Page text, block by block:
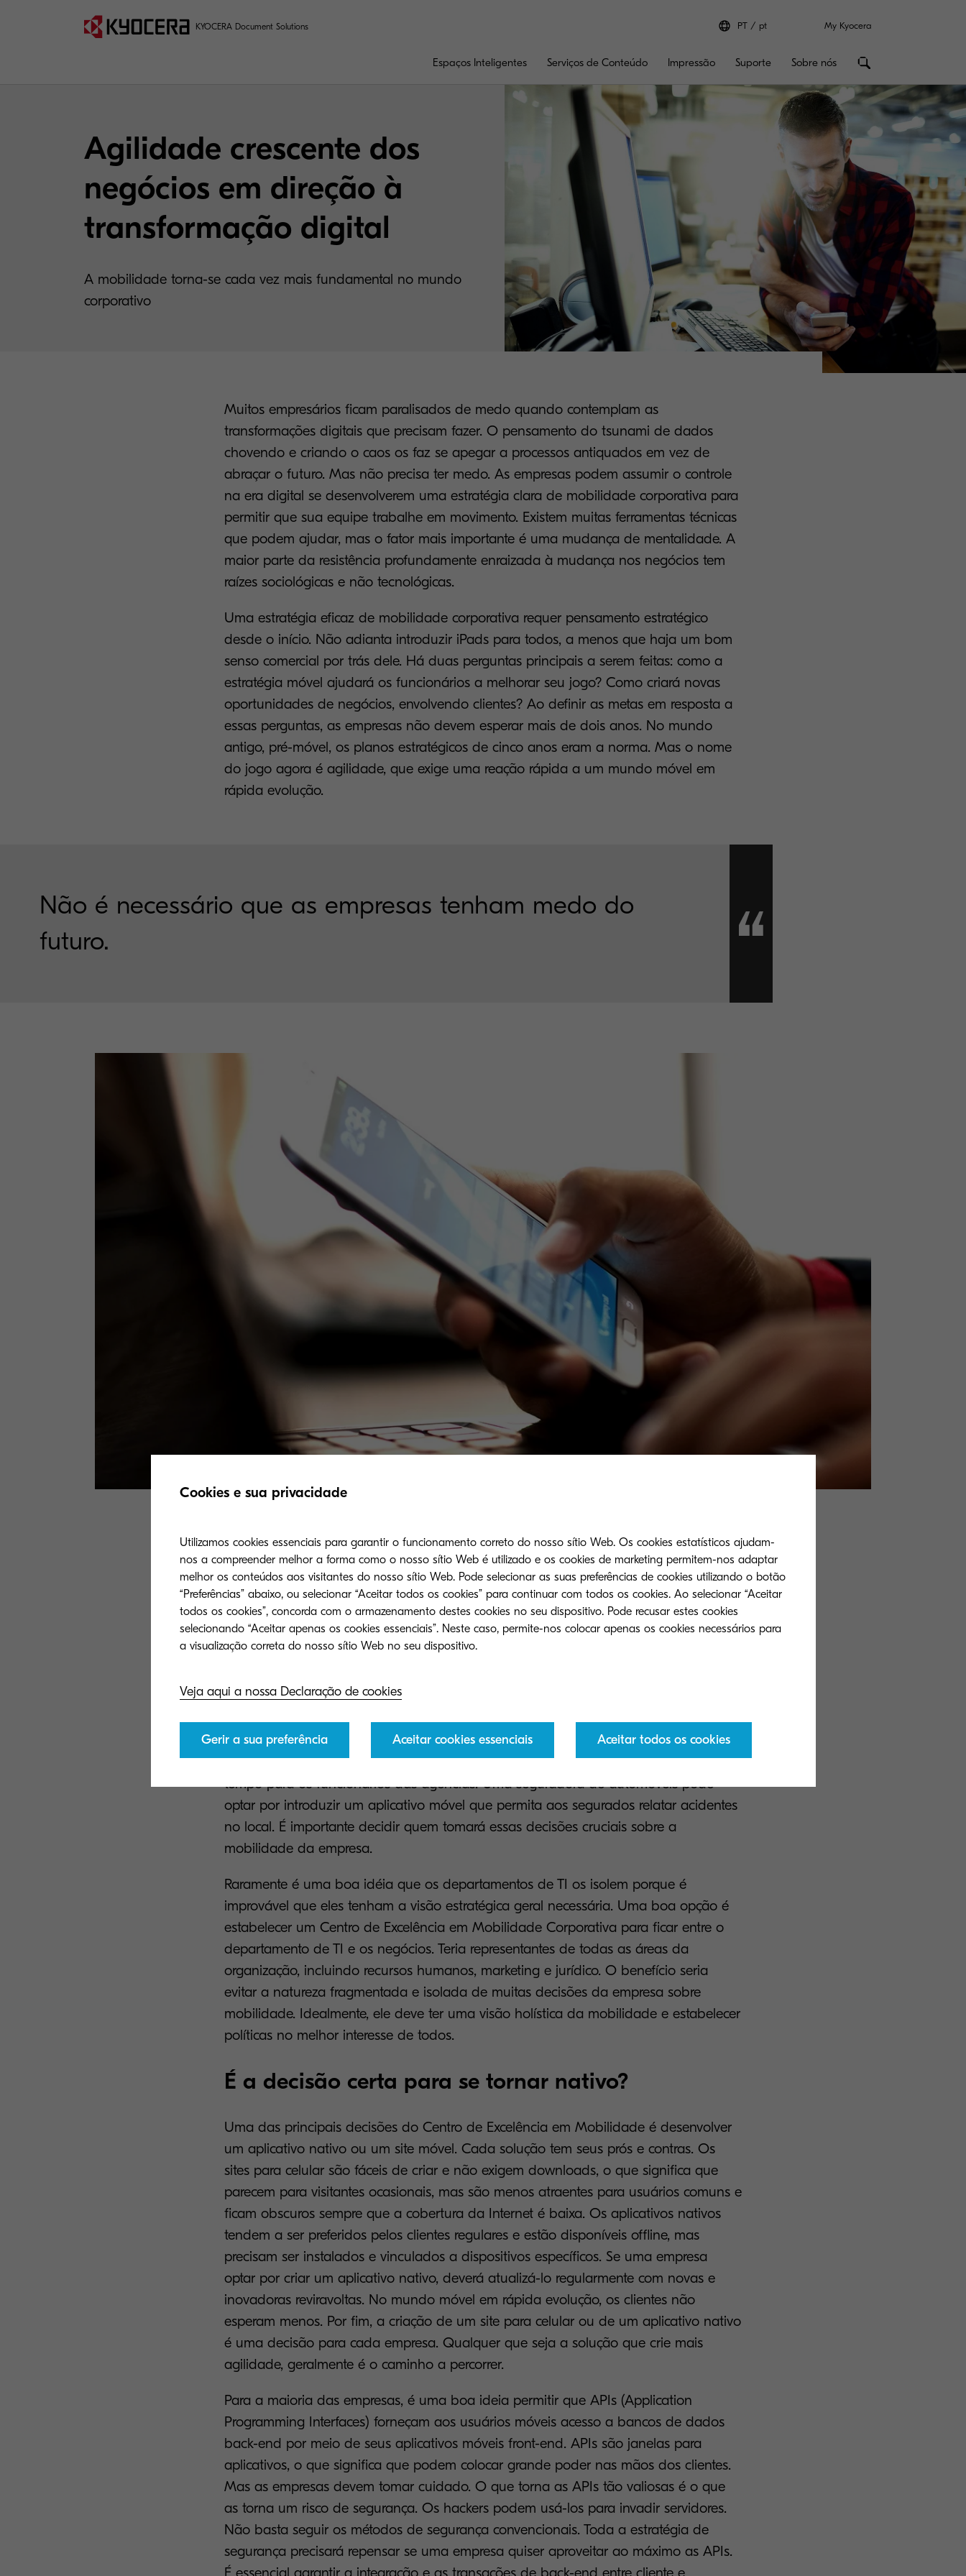
KYOCERA Document Solutions PT pt My Kyocera
Espaços Inteligentes Serviços de Conteúdo Impressão Suporte Sobre nós
Agilidade crescente dos
negócios em direção à
transformação digital
A mobilidade torna-se cada vez mais fundamental no mundo
corporativo
Muitos empresários ficam paralisados de medo quando contemplam as
transformações digitais que precisam fazer. O pensamento do tsunami de dados
chovendo e criando o caos os faz se apegar a processos antiquados em vez de
abraçar o futuro. Mas não precisa ter medo. As empresas podem assumir o controle
na era digital se desenvolverem uma estratégia clara de mobilidade corporativa para
permitir que sua equipe trabalhe em movimento. Existem muitas ferramentas técnicas
que podem ajudar, mas o fator mais importante é uma mudança de mentalidade. A
maior parte da resistência profundamente enraizada à mudança nos negócios tem
raízes sociológicas e não tecnológicas.
Uma estratégia eficaz de mobilidade corporativa requer pensamento estratégico
desde o início. Não adianta introduzir iPads para todos, a menos que haja um bom
senso comercial por trás dele. Há duas perguntas principais a serem feitas: como a
estratégia móvel ajudará os funcionários a melhorar seu jogo? Como criará novas
oportunidades de negócios, envolvendo clientes? Ao definir as metas em resposta a
essas perguntas, as empresas não devem esperar mais de dois anos. No mundo
antigo, pré-móvel, os planos estratégicos de cinco anos eram a norma. Mas o nome
do jogo agora é agilidade, que exige uma reação rápida a um mundo móvel em
rápida evolução.
Não é necessário que as empresas tenham medo do
futuro.
Realizar uma transformação digital para colher os benefícios em ter mobilidade na
sua empresa pode ser uma tarefa assustadora, mas pode ser mais fácil do que
muitos imaginam. Com planejamento e estratégia claros, qualquer empresa pode
aumentar sua mobilidade para expandir sua empresa sem grandes investimentos.
Encontrar as tecnologias certas é preciso
As empresas precisam considerar quais tecnologias melhorarão o desempenho,
facilitando a vida dos clientes ou melhorando a produtividade do pessoal. Um
banco pode decidir, por exemplo, que um aplicativo móvel que permita aos clientes
descontar remotamente os salve de viagens que desperdiçam tempo, além de liberar
tempo para os funcionários das agências. Uma seguradora de automóveis pode
optar por introduzir um aplicativo móvel que permita aos segurados relatar acidentes
no local. É importante decidir quem tomará essas decisões cruciais sobre a
mobilidade da empresa.
Raramente é uma boa idéia que os departamentos de TI os isolem porque é
improvável que eles tenham a visão estratégica geral necessária. Uma boa opção é
estabelecer um Centro de Excelência em Mobilidade Corporativa para ficar entre o
departamento de TI e os negócios. Teria representantes de todas as áreas da
organização, incluindo recursos humanos, marketing e jurídico. O benefício seria
evitar a natureza fragmentada e isolada de muitas decisões da empresa sobre
mobilidade. Idealmente, ele deve ter uma visão holística da mobilidade e estabelecer
políticas no melhor interesse de todos.
É a decisão certa para se tornar nativo?
Uma das principais decisões do Centro de Excelência em Mobilidade é desenvolver
um aplicativo nativo ou um site móvel. Cada solução tem seus prós e contras. Os
sites para celular são fáceis de criar e não exigem downloads, o que significa que
parecem para visitantes ocasionais, mas são menos atraentes para usuários comuns e
ficam obscuros sempre que a cobertura da Internet é baixa. Os aplicativos nativos
tendem a ser preferidos pelos clientes regulares e estão disponíveis offline, mas
precisam ser instalados e vinculados a dispositivos específicos. Se uma empresa
optar por criar um aplicativo nativo, deverá atualizá-lo regularmente com novas e
inovadoras reviravoltas. No mundo móvel em rápida evolução, os clientes não
esperam menos. Por fim, a criação de um site para celular ou de um aplicativo nativo
é uma decisão para cada empresa. Qualquer que seja a solução que crie mais
agilidade, geralmente é o caminho a percorrer.
Para a maioria das empresas, é uma boa ideia permitir que APIs (Application
Programming Interfaces) forneçam aos usuários móveis acesso a bancos de dados
back-end por meio de seus aplicativos móveis front-end. APIs são janelas para
aplicativos, o que significa que podem colocar grande poder nas mãos dos clientes.
Mas as empresas devem tomar cuidado. O que torna as APIs tão valiosas é o que
as torna um risco de segurança. Os hackers podem usá-los para invadir servidores.
Não basta seguir os métodos de segurança convencionais. Toda a estratégia de
segurança precisará repensar se uma empresa quiser aproveitar ao máximo as APIs.
Cookies e sua privacidade
Utilizamos cookies essenciais para garantir o funcionamento correto do nosso sítio Web. Os cookies estatísticos ajudam-
nos a compreender melhor a forma como o nosso sítio Web é utilizado e os cookies de marketing permitem-nos adaptar
melhor os conteúdos aos visitantes do nosso sítio Web. Pode selecionar as suas preferências de cookies utilizando o botão
“Preferências” abaixo, ou selecionar “Aceitar todos os cookies” para continuar com todos os cookies. Ao selecionar “Aceitar
todos os cookies”, concorda com o armazenamento destes cookies no seu dispositivo. Pode recusar estes cookies
selecionando “Aceitar apenas os cookies essenciais”. Neste caso, permite-nos colocar apenas os cookies necessários para
a visualização correta do nosso sítio Web no seu dispositivo.
Veja aqui a nossa Declaração de cookies
Gerir a sua preferência Aceitar cookies essenciais Aceitar todos os cookies